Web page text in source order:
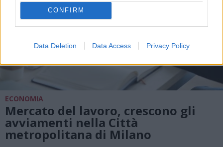
CONFIRM
Data Deletion Data Access Privacy Policy
ECONOMIA
Mercato del lavoro, crescono gli
avviamenti nella Città
metropolitana di Milano